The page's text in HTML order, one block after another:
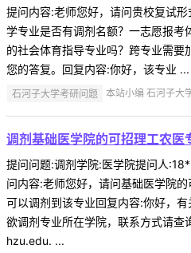
提问内容:老师您好，请问贵校复试
学专业是否有调剂名额？一志愿报考
的社会体育指导专业吗？跨专业需要
您的答复。回复内容:你好，该专业 ...
石河子大学考研问题 本站小编 石河子大
调剂基础医学院的可招理工农医
提问问题:调剂学院:医学院提问人
问内容:老师您好，请问基础医学院
可以调剂到该专业回复内容:你好，
欲调剂专业所在学院，联系方式请
hzu.edu. ...